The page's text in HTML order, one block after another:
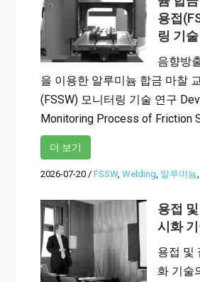
용접
링 기
음향방
을 이용한 알루미늄 합금 마찰
(FSSW) 모니터링 기술 연구
Monitoring Process of Friction
더 보기
2026-07-20/ FSSW, Welding, 알루미늄,
용접
시화
용접 및
화 기술